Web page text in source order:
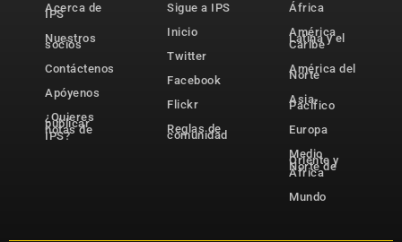
Acerca de
IPS
Nuestros
socios
Contáctenos
Apóyenos
¿Quieres
publicar
notas de
IPS?
Sigue a IPS
Inicio
Twitter
Facebook
Flickr
Reglas de
comunidad
África
América
Latina y el
Caribe
América del
Norte
Asia-
Pacífico
Europa
Medio
Oriente y
Norte de
África
Mundo